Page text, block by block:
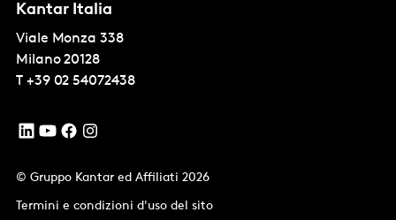
Kantar Italia
Viale Monza 338
Milano 20128
T +39 02 54072438
© Gruppo Kantar ed Affiliati 2026
Termini e condizioni d'uso del sito